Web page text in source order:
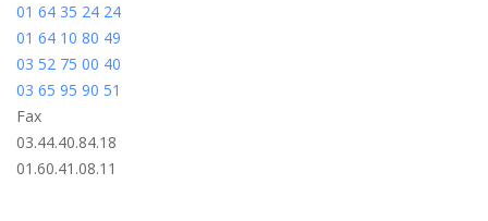
01 64 35 24 24
01 64 10 80 49
03 52 75 00 40
03 65 95 90 51
Fax
03.44.40.84.18
01.60.41.08.11